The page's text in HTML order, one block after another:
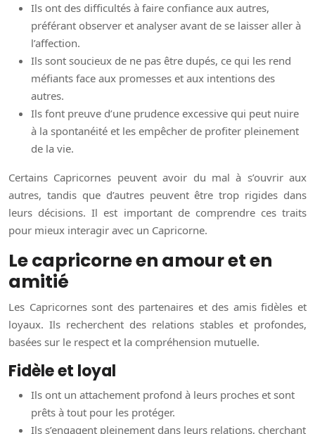
Ils ont des difficultés à faire confiance aux autres,
préférant observer et analyser avant de se laisser aller à
l’affection.
Ils sont soucieux de ne pas être dupés, ce qui les rend
méfiants face aux promesses et aux intentions des
autres.
Ils font preuve d’une prudence excessive qui peut nuire
à la spontanéité et les empêcher de profiter pleinement
de la vie.
Certains Capricornes peuvent avoir du mal à s’ouvrir aux
autres, tandis que d’autres peuvent être trop rigides dans
leurs décisions. Il est important de comprendre ces traits
pour mieux interagir avec un Capricorne.
Le capricorne en amour et en
amitié
Les Capricornes sont des partenaires et des amis fidèles et
loyaux. Ils recherchent des relations stables et profondes,
basées sur le respect et la compréhension mutuelle.
Fidèle et loyal
Ils ont un attachement profond à leurs proches et sont
prêts à tout pour les protéger.
Ils s’engagent pleinement dans leurs relations, cherchant